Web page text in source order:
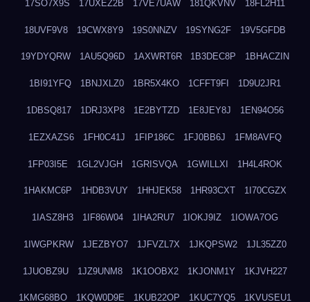
17SO7X9S 17UXEZ2B 17VE7UAW 181QKVNV 18FL2H11
18UVF9V8 19CWX8Y9 19S0NNZV 19SYNG2F 19V5GFDB
19YDYQRW 1AU5Q96D 1AXWRT6R 1B3DEC8P 1BHACZIN
1BI91YFQ 1BNJXLZ0 1BR5X4KO 1CFFT9FI 1D9U2JR1
1DBSQ817 1DRJ3XP8 1E2BYTZD 1E8JEY8J 1EN94O56
1EZXAZS6 1FH0C41J 1FIP186C 1FJ0BB6J 1FM8AVFQ
1FP03I5E 1GL2VJGH 1GRISVQA 1GWILLXI 1H4L4ROK
1HAKMC6P 1HDB3VUY 1HHJEK58 1HR93CXT 1I70CGZX
1IASZ8H3 1IF86W04 1IHA2RU7 1IOKJ9IZ 1IOWA7OG
1IWGPKRW 1JEZBYO7 1JFVZL7X 1JKQPSW2 1JL35ZZ0
1JUOBZ9U 1JZ9UNM8 1K1OOBX2 1KJONM1Y 1KJVH227
1KMG68BO 1KQW0D9E 1KUB22OP 1KUC7YQ5 1KVUSEU1